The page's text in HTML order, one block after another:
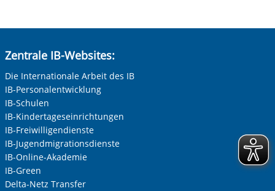
Zentrale IB-Websites:
Die Internationale Arbeit des IB
IB-Personalentwicklung
IB-Schulen
IB-Kindertageseinrichtungen
IB-Freiwilligendienste
IB-Jugendmigrationsdienste
IB-Online-Akademie
IB-Green
Delta-Netz Transfer